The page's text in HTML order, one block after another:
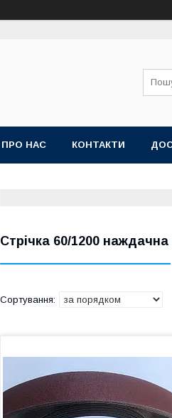
ПРО НАС КОНТАКТИ
Стрічка 60/1200 наждачна